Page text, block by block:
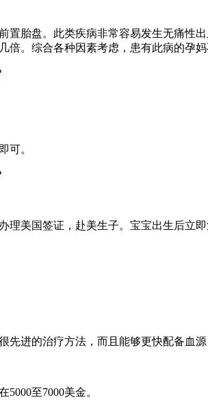
胎盘。此类疾病非常容易发生无痛性
。综合各种因素考虑，患有此病的孕妈
可。
美国签证，赴美生子。宝宝出生后立
进的治疗方法，而且能够更快配备血源
至7000美金。